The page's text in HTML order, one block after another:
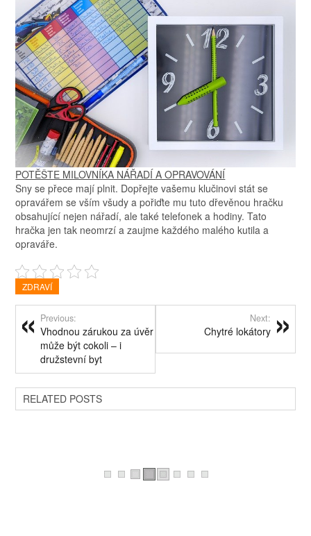
POTĚŠTE MILOVNÍKA NÁŘADÍ A OPRAVOVÁNÍ
Sny se přece mají plnit. Dopřejte vašemu klučinovi stát se
opravářem se vším všudy a pořiďte mu tuto dřevěnou hračku
obsahující nejen nářadí, ale také telefonek a hodiny. Tato
hračka jen tak neomrzí a zaujme každého malého kutila a
opraváře.
ZDRAVÍ
Previous:
Vhodnou zárukou za úvěr
může být cokoli – i
družstevní byt
Next:
Chytré lokátory
RELATED POSTS